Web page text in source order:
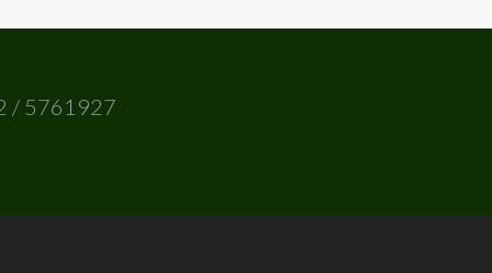
/ 5761927